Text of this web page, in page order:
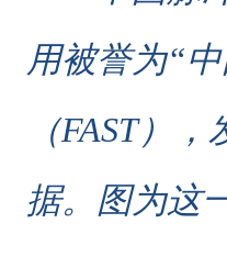
用被誉为“
（FAST）
据。图为这